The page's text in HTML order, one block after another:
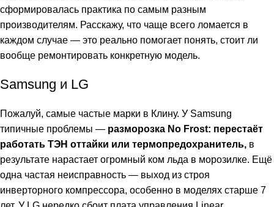
сформировалась практика по самым разным
производителям. Расскажу, что чаще всего ломается в
каждом случае — это реально помогает понять, стоит ли
вообще ремонтировать конкретную модель.
Samsung и LG
Пожалуй, самые частые марки в Клину. У Samsung
типичные проблемы — разморозка No Frost: перестаёт
работать ТЭН оттайки или термопредохранитель, в
результате нарастает огромный ком льда в морозилке. Ещё
одна частая неисправность — выход из строя
инверторного компрессора, особенно в моделях старше 7